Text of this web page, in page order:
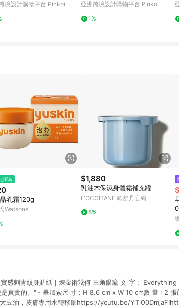
境設計購物平台 Pinkoi
亞洲跨境設計購物平台 Pinkoi
1%
碼
乳霜120g
Watsons
$1,880
乳油木保濕身體霜補充罐
L'OCCITANE 歐舒丹官網
8%
感剌青紋身貼紙｜煉金術幾何 三角眼瞳 文 字 :
真實的。" - 畢加索尺 寸 : H 8.6 cm x W 10 cm數 量 : 2 張
大豆油，皮膚專用水轉移膠https://youtu.be/